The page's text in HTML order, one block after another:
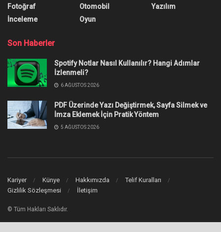
hareketle oyun paylaşımı ile ilgili merak edilen ne
varsa cevapladık.
Yazar: Anıl Özünaldım
0
Paylaşım